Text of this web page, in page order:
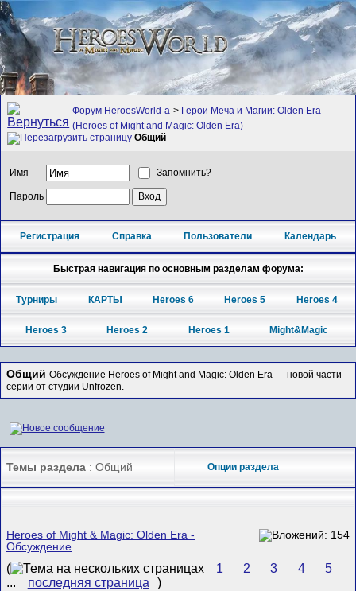
Форум HeroesWorld-а > Герои Меча и Магии: Olden Era
(Heroes of Might and Magic: Olden Era)
Общий
Имя Запомнить?
Пароль
Регистрация Справка Пользователи Календарь
Быстрая навигация по основным разделам форума:
Турниры КАРТЫ Heroes 6 Heroes 5 Heroes 4
Heroes 3 Heroes 2 Heroes 1 Might&Magic
Общий Обсуждение Heroes of Might and Magic: Olden Era — новой части
серии от студии Unfrozen.
Темы раздела : Общий Опции раздела
Heroes of Might & Magic: Olden Era -
Обсуждение
( 1 2 3 4
5
...
последняя страница )